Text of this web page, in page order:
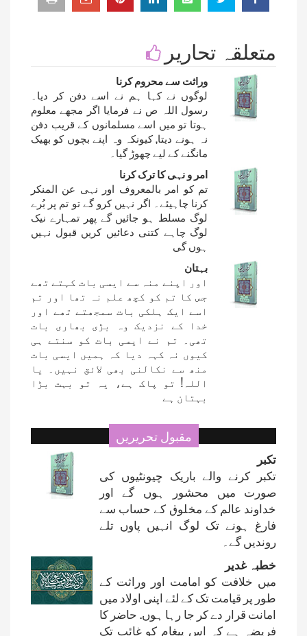
متعلقہ تحاریر
وراثت سے محروم کرنا
لوگوں نے کہا ہم نے اسے دفن کر دیا۔
رسول اللہ ص نے فرمایا اگر مجھے معلوم
ہوتا تو میں اسے مسلمانوں کے قریب دفن
نہ ہونے دیتا, کیونکہ وہ اپنے بچوں کو بھیک
مانگنے کے لیے چھوڑ گیا۔
امر و نہی کا ترک کرنا
تم کو امر بالمعروف اور نہی عن المنکر
کرنا چاہیئے۔ اگر نہیں کرو گے تو تم پر بُرے
لوگ مسلط ہو جائیں گے پھر تمہارے نیک
لوگ چاہے کتنی دعائیں کریں قبول نہیں
ہوں گی
بہتان
اور اپنے منہ سے ایسی بات کہتے تھے
جس کا تم کو کچھ علم نہ تھا اور تم
اسے ایک ہلکی بات سمجھتے تھے اور
خدا کے نزدیک وہ بڑی بھاری بات
تھی۔ تم نے ایسی بات کو سنتے ہی
کیوں نہ کہہ دیا کہ ہمیں ایسی بات
منھ سے نکالنی بھی ﻻئق نہیں۔ یا
اللہ! تو پاک ہے، یہ تو بہت بڑا
بہتان ہے
مقبول تحریریں
تکبر
تکبر کرنے والے باریک چیونٹیوں کی
صورت میں محشور ہوں گے اور
خداوند عالم کے مخلوق کے حساب سے
فارغ ہونے تک لوگ انہیں پاوں تلے
روندیں گے۔
خطبہ غدیر
میں خلافت کو امامت اور وراثت کے
طور پر قیامت تک کے لئے اپنی اولاد میں
امانت قرار دے کر جا رہا ہوں. حاضر کا
فریضہ ہے کہ اس پیغام کو غائب تک